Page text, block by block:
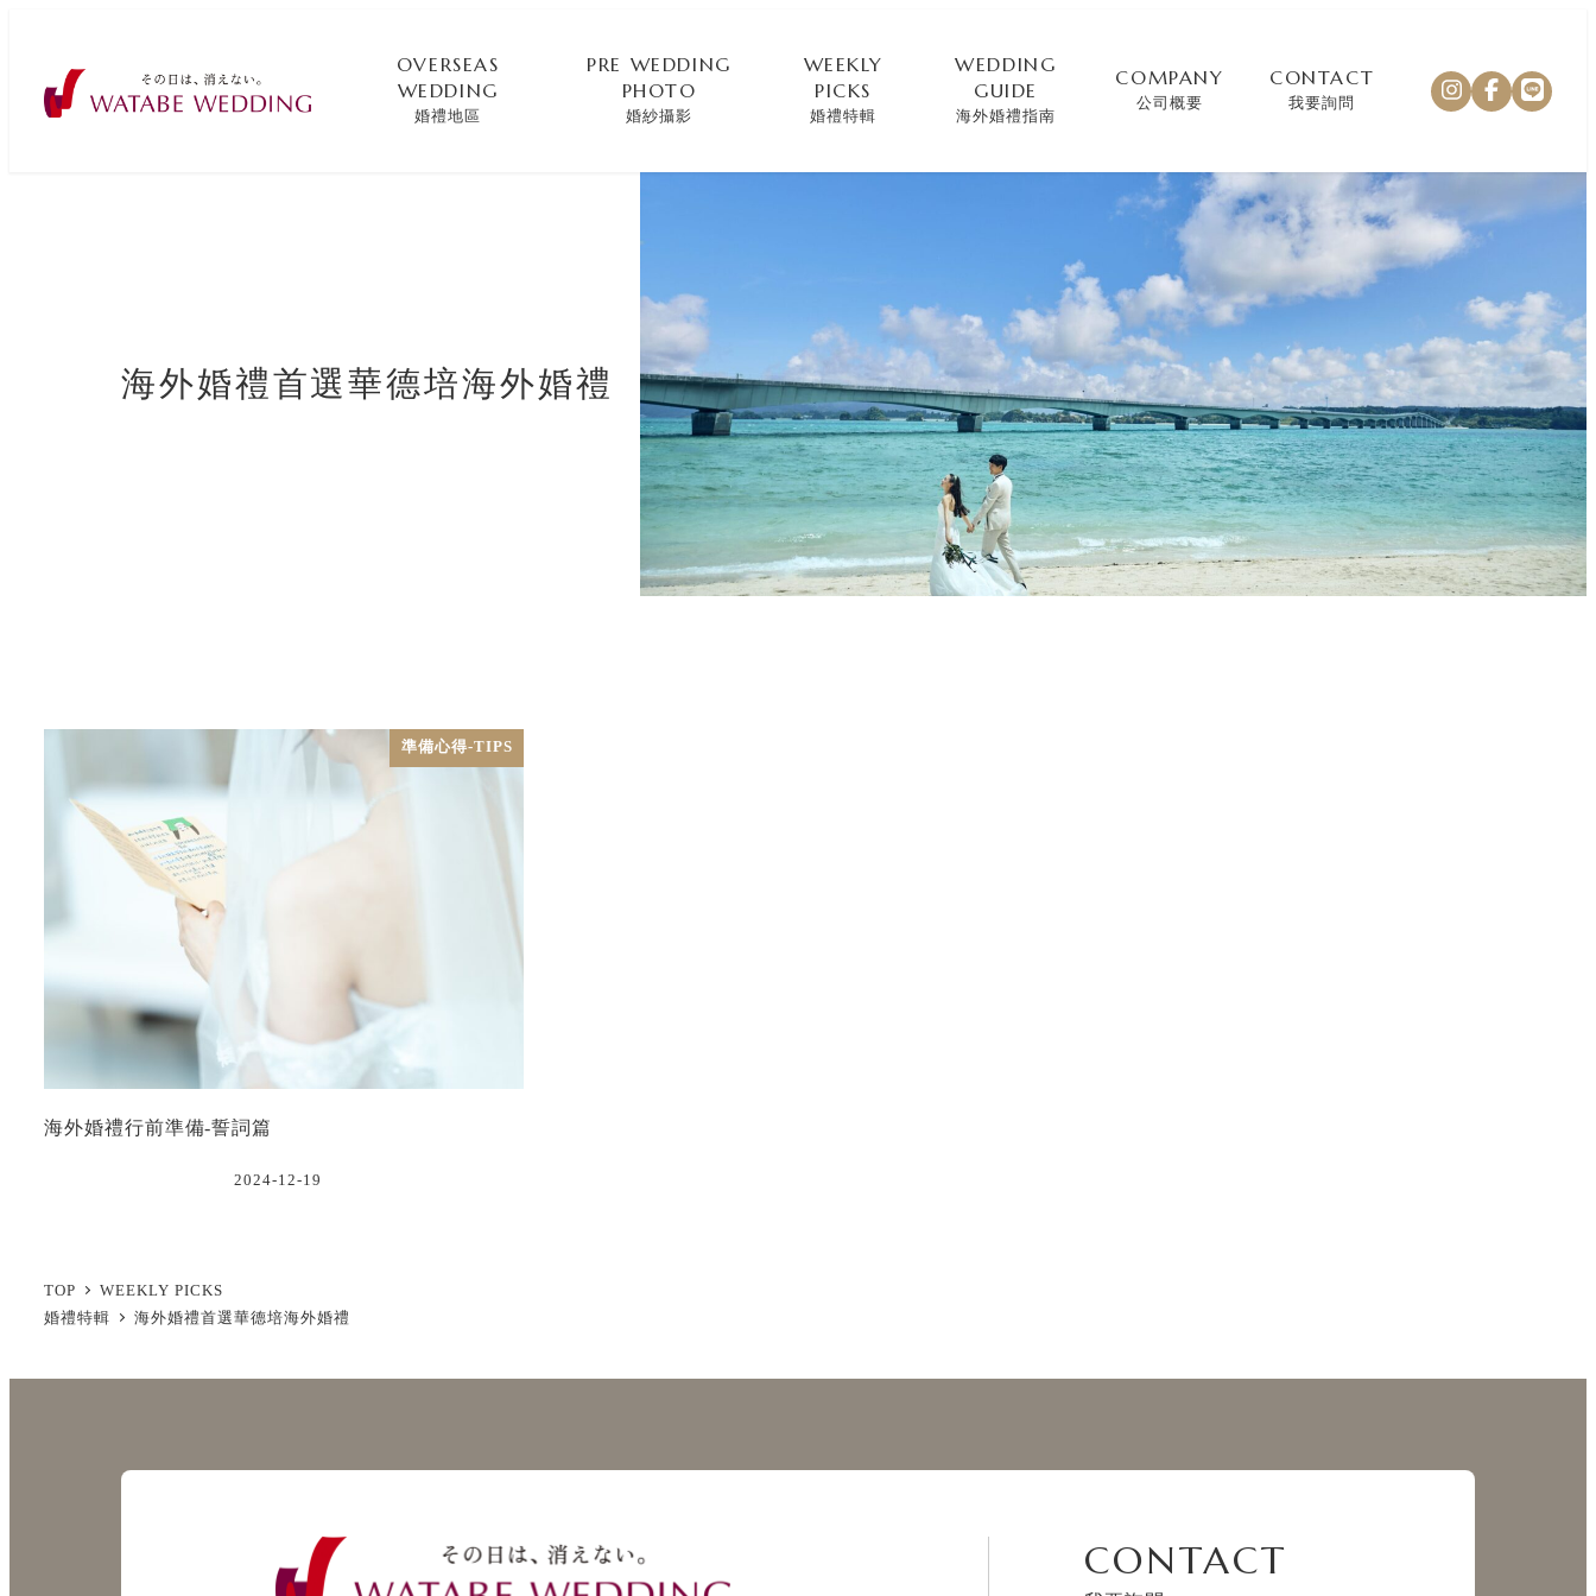
OVERSEAS
WEDDING
婚禮地區
PRE WEDDING
PHOTO
婚紗攝影
WEEKLY
PICKS
婚禮特輯
WEDDING
GUIDE
海外婚禮指南
COMPANY
公司概要
CONTACT
我要詢問
海外婚禮首選華德培海外婚禮
準備心得-TIPS
海外婚禮行前準備-誓詞篇
2024-12-19
TOP
WEEKLY PICKS
婚禮特輯
海外婚禮首選華德培海外婚禮
CONTACT